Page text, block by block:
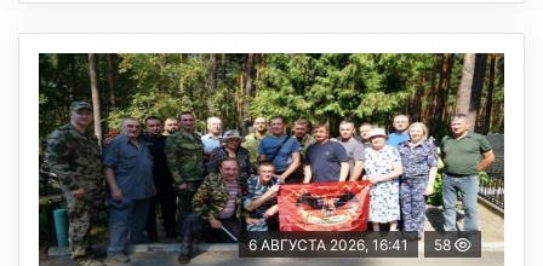
6 АВГУСТА 2026, 16:41 58